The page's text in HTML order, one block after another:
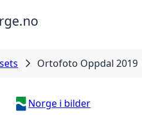
Ortofoto Oppdal 2019
Norge i bilder